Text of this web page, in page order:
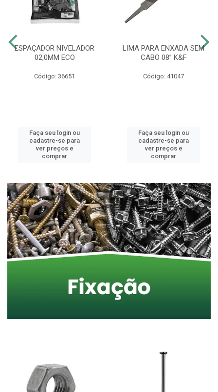
ESPAÇADOR NIVELADOR
02,0MM ECO
Código: 36651
Faça seu login ou
cadastre-se para
ver preços e
comprar
LIMA PARA ENXADA SEM
CABO 08” K&F
Código: 41047
Faça seu login ou
cadastre-se para
ver preços e
comprar